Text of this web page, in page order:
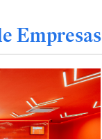
Empresas